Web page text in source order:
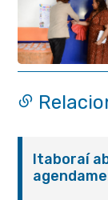
Itaboraí